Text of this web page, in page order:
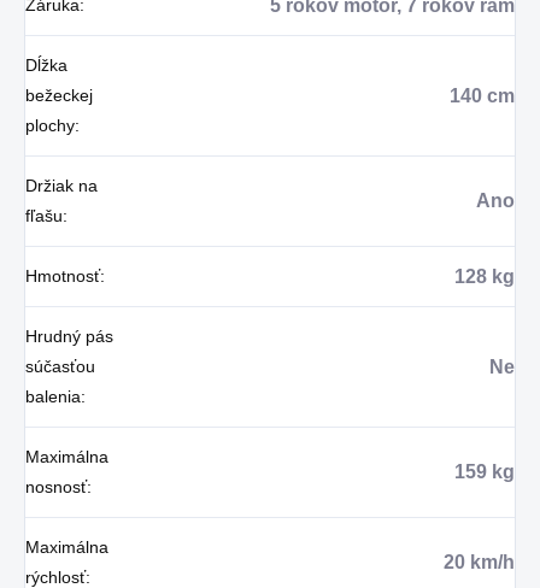
Záruka: 5 rokov motor, 7 rokov rám
Dĺžka
bežeckej
plochy:
140 cm
Držiak na
fľašu:
Ano
Hmotnosť: 128 kg
Hrudný pás
súčasťou
balenia:
Ne
Maximálna
nosnosť:
159 kg
Maximálna
rýchlosť:
20 km/h